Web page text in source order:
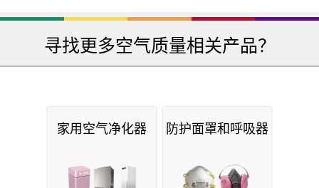
寻找更多空气质量相关产品？
家用空气净化器 防护面罩和呼吸器